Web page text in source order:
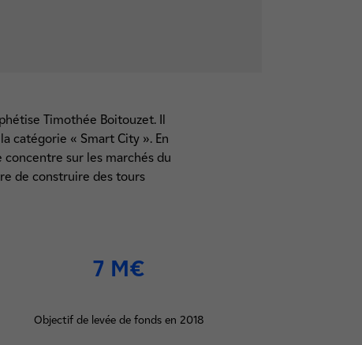
Timothée Boitouzet. Il
catégorie « Smart City ». En
concentre sur les marchés du
de construire des tours
7 M€
Objectif de levée de fonds en 2018